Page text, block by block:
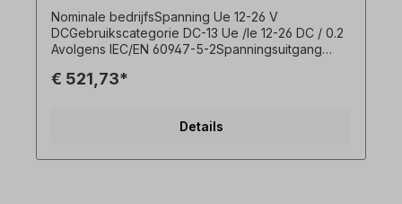
Nominale bedrijfsSpanning Ue 12-26 V
DCGebruikscategorie DC-13 Ue /Ie 12-26 DC / 0.2
Avolgens IEC/EN 60947-5-2Spanningsuitgang
Schakelelement, permanent kortsluit- en
OUT U- UIT Behuizing AL gegoten; Deksel AL
(PA)Omgevingstemperatuur -30 °C tot +80
€ 521,73*
Details